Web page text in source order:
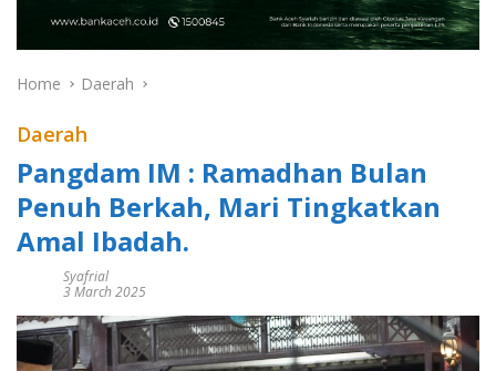
Home Daerah
Daerah
Pangdam IM : Ramadhan Bulan
Penuh Berkah, Mari Tingkatkan
Amal Ibadah.
Syafrial
3 March 2025